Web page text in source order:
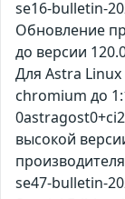
se16-bulletin-
Обновление
до версии
Для Astra
chromium до
высокой
se47-bulletin-